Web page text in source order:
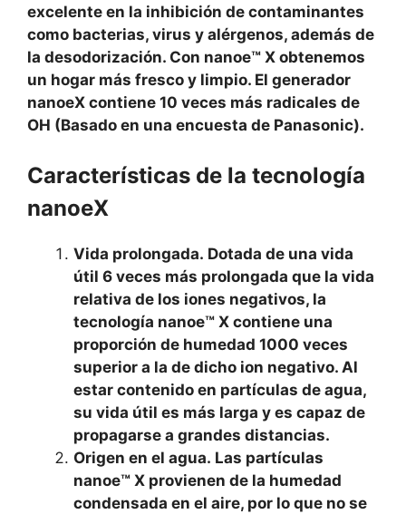
excelente en la inhibición de contaminantes
como bacterias, virus y alérgenos, además de
la desodorización. Con nanoe™ X obtenemos
un hogar más fresco y limpio. El generador
nanoeX contiene 10 veces más radicales de
OH (Basado en una encuesta de Panasonic).
Características de la tecnología
nanoeX
Vida prolongada. Dotada de una vida
útil 6 veces más prolongada que la vida
relativa de los iones negativos, la
tecnología nanoe™ X contiene una
proporción de humedad 1000 veces
superior a la de dicho ion negativo. Al
estar contenido en partículas de agua,
su vida útil es más larga y es capaz de
propagarse a grandes distancias.
Origen en el agua. Las partículas
nanoe™ X provienen de la humedad
condensada en el aire, por lo que no se